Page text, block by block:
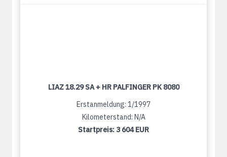
LIAZ 18.29 SA + HR PALFINGER PK 8080
Erstanmeldung: 1/1997
Kilometerstand: N/A
Startpreis: 3 604 EUR